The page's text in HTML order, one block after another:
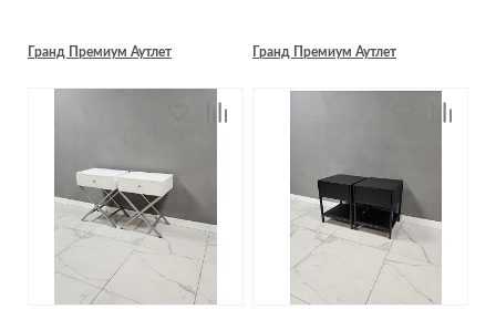
Гранд Премиум Аутлет Гранд Премиум Аутлет